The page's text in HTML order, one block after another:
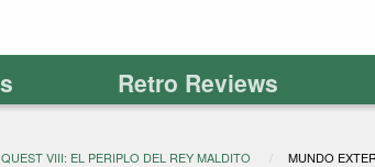
Retro Reviews
VIII: EL PERIPLO DEL REY MALDITO MUNDO